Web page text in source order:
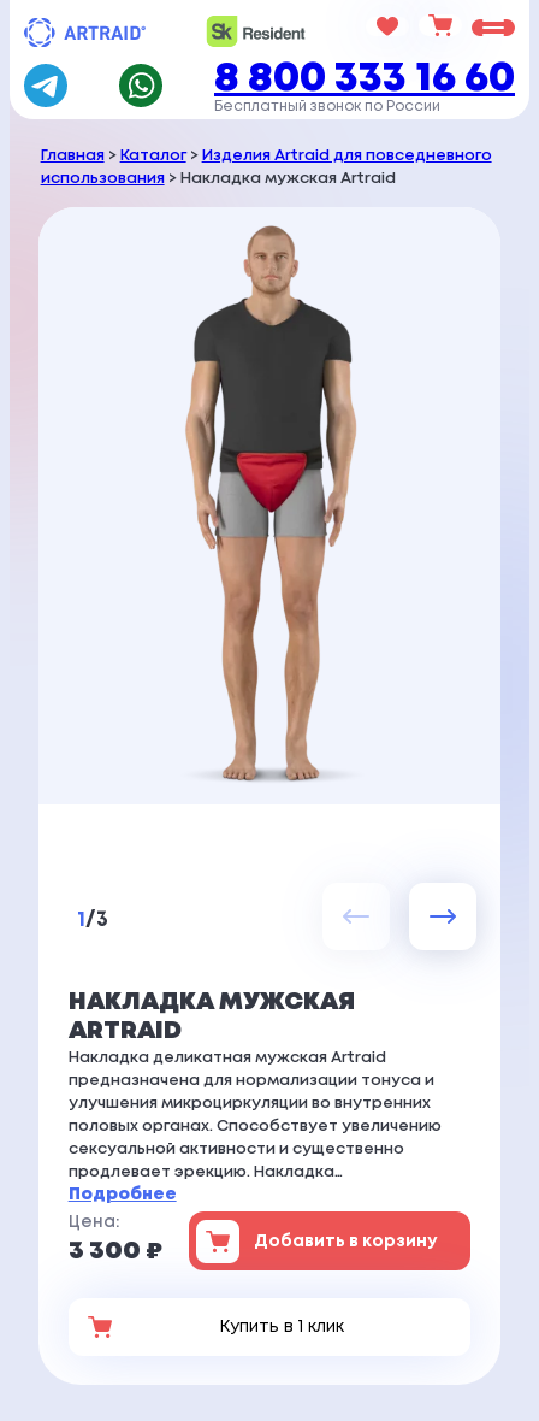
Перейти
содержимому
8 800 333 16 60
Бесплатный звонок по России
Главная> Каталог> Изделия Artraid для повседневного
использования> Накладка мужская Artraid
1/ 3
НАКЛАДКА МУЖСКАЯ
ARTRAID
Накладка деликатная мужская Artraid
предназначена для нормализации тонуса и
улучшения микроциркуляции во внутренних
половых органах. Способствует увеличению
сексуальной активности и существенно
продлевает эрекцию. Накладка…
Подробнее
Цена:
3 300 ₽ Добавить в корзину
Купить в 1 клик